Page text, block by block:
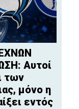
Αυτοί
των
μόνο η
εντός